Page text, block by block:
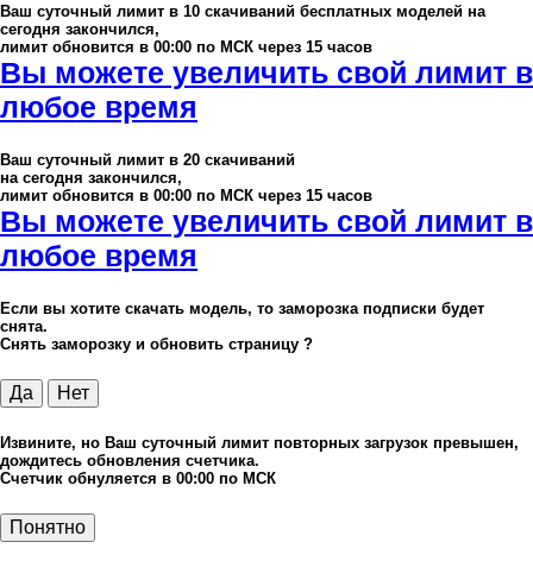
Ваш суточный лимит в 10 скачиваний бесплатных моделей на
сегодня закончился,
лимит обновится в 00:00 по МСК через 15 часов
Вы можете увеличить свой лимит в
любое время
Ваш суточный лимит в 20 скачиваний
на сегодня закончился,
лимит обновится в 00:00 по МСК через 15 часов
Вы можете увеличить свой лимит в
любое время
Если вы хотите скачать модель, то заморозка подписки будет
снята.
Снять заморозку и обновить страницу ?
Да Нет
Извините, но Ваш суточный лимит повторных загрузок превышен,
дождитесь обновления счетчика.
Счетчик обнуляется в 00:00 по МСК
Понятно